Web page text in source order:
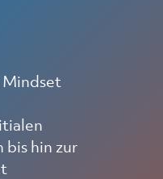
Mindset
bis hin zur